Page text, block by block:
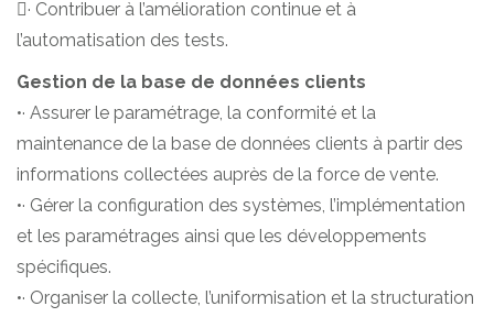
· Contribuer à l’amélioration continue et à
l’automatisation des tests.
Gestion de la base de données clients
•· Assurer le paramétrage, la conformité et la
maintenance de la base de données clients à partir des
informations collectées auprès de la force de vente.
•· Gérer la configuration des systèmes, l’implémentation
et les paramétrages ainsi que les développements
spécifiques.
•· Organiser la collecte, l’uniformisation et la structuration